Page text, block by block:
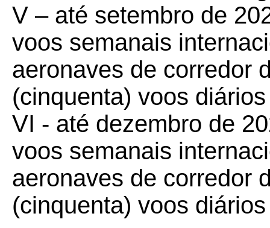
V – até setembro de
voos semanais
aeronaves de corredor
(cinquenta) voos
VI - até dezembro de
voos semanais
aeronaves de corredor
(cinquenta) voos